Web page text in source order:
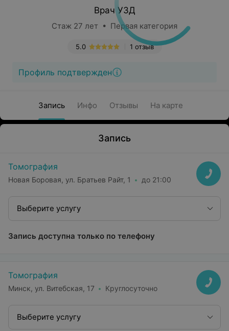
Врач УЗД
Стаж 27 лет • Первая категория
1 отзыв
5.0
Профиль подтвержден
Запись Инфо Отзывы На карте
Запись
Томография
Новая Боровая, ул. Братьев Райт, 1 до 21:00
Выберите услугу
Запись доступна только по телефону
Томография
Минск, ул. Витебская, 17 Круглосуточно
Выберите услугу